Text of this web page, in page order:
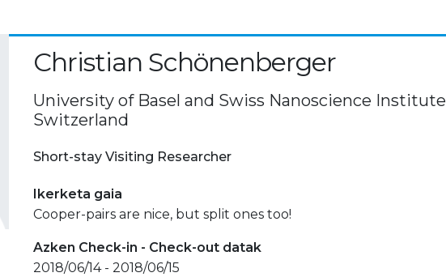
Christian Schönenberger
University of Basel and Swiss Nanoscience Institute
Switzerland
Short-stay Visiting Researcher
Ikerketa gaia
Cooper-pairs are nice, but split ones too!
Azken Check-in - Check-out datak
2018/06/14 - 2018/06/15